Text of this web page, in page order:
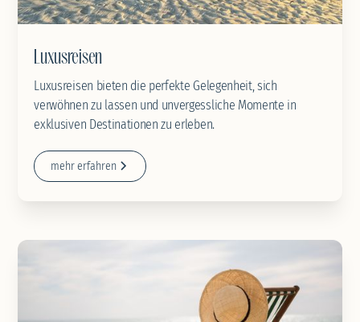
Luxusreisen
Luxusreisen bieten die perfekte Gelegenheit, sich
verwöhnen zu lassen und unvergessliche Momente in
exklusiven Destinationen zu erleben.
mehr erfahren